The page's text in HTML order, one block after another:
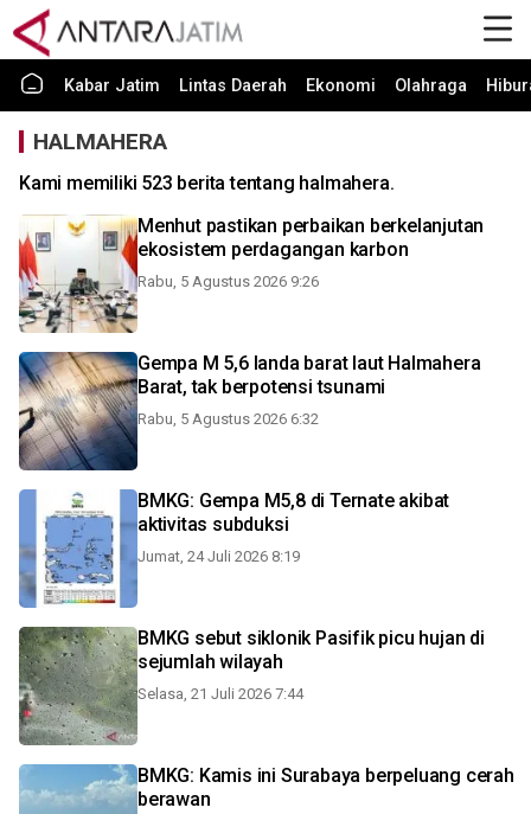
Kabar Jatim Lintas Daerah Ekonomi Olahraga
HALMAHERA
Kami memiliki 523 berita tentang halmahera.
Menhut pastikan perbaikan berkelanjutan
ekosistem perdagangan karbon
Rabu, 5 Agustus 2026 9:26
Gempa M 5,6 landa barat laut Halmahera
Barat, tak berpotensi tsunami
Rabu, 5 Agustus 2026 6:32
BMKG: Gempa M5,8 di Ternate akibat
aktivitas subduksi
Jumat, 24 Juli 2026 8:19
BMKG sebut siklonik Pasifik picu hujan di
sejumlah wilayah
Selasa, 21 Juli 2026 7:44
BMKG: Kamis ini Surabaya berpeluang cerah
berawan